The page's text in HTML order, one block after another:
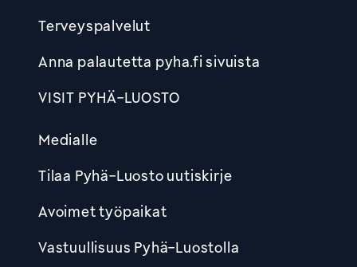
Terveyspalvelut
Anna palautetta pyha.fi sivuista
VISIT PYHÄ-LUOSTO
Medialle
Tilaa Pyhä-Luosto uutiskirje
Avoimet työpaikat
Vastuullisuus Pyhä-Luostolla